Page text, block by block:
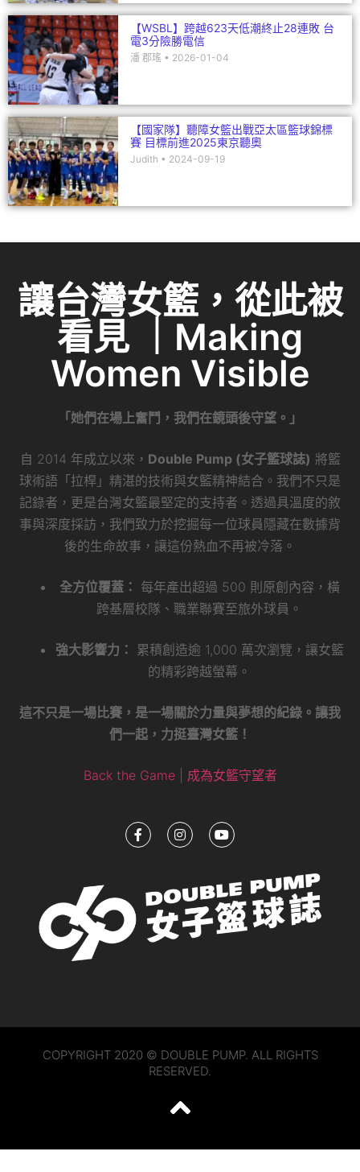
【WSBL】跨越623天低潮終止28連敗 台
電3分險勝電信
潘 郡瑤 2026-01-04
【國家隊】聽障女籃出戰亞太區籃球錦標
賽 目標前進2025東京聽奧
Judith 2024-09-19
讓台灣女籃，從此被
看見 ｜Making
Women Visible
「她們在場上奮鬥，我們在鏡頭後守望。」
自 2014 年成立以來， Double Pump (女子籃球誌) 將籃
球術語「拉桿」精湛的技術與女籃精神結合。我們不只是
記錄者，更是台灣女籃最堅定的支持者。透過具溫度的敘
事與深度採訪，我們致力於挖掘每一位球員隱藏在數據背
後的生命故事，讓這份熱血不再被冷落。
全方位覆蓋： 每年產出超過 500 則原創內容，橫
跨基層校隊、職業聯賽至旅外球員。
強大影響力：
累積創造逾 1,000 萬次瀏覽，讓女籃
的精彩跨越螢幕。
這不只是一場比賽，是一場關於力量與夢想的紀錄。讓我
們一起，力挺臺灣女籃！
Back the Game | 成為女籃守望者
COPYRIGHT 2020 © DOUBLE PUMP. ALL RIGHTS
RESERVED.